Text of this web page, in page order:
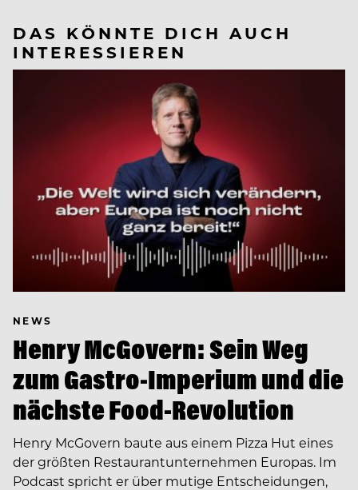
DAS KÖNNTE DICH AUCH
INTERESSIEREN
NEWS
Henry McGovern: Sein Weg
zum Gastro-Imperium und die
nächste Food-Revolution
Henry McGovern baute aus einem Pizza Hut eines
der größten Restaurantunternehmen Europas. Im
Podcast spricht er über mutige Entscheidungen,